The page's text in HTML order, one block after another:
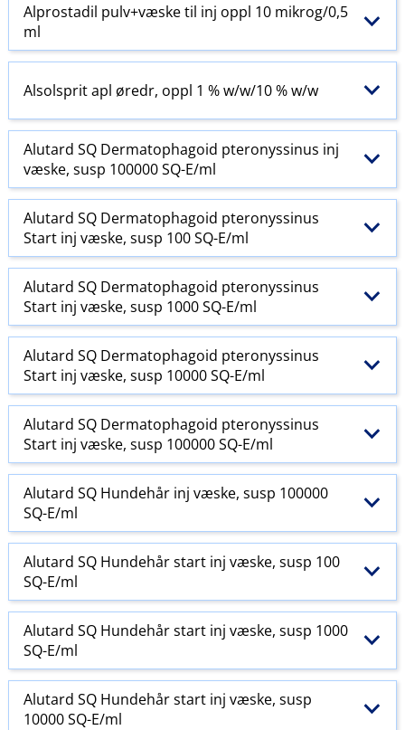
Alprostadil pulv+væske til inj oppl 10 mikrog/0,5
ml
Alsolsprit apl øredr, oppl 1 % w​/​w​/​10 % w​/​w
Alutard SQ Dermatophagoid pteronyssinus inj
væske, susp 100000 SQ-E​/​ml
Alutard SQ Dermatophagoid pteronyssinus
Start inj væske, susp 100 SQ-E​/​ml
Alutard SQ Dermatophagoid pteronyssinus
Start inj væske, susp 1000 SQ-E​/​ml
Alutard SQ Dermatophagoid pteronyssinus
Start inj væske, susp 10000 SQ-E​/​ml
Alutard SQ Dermatophagoid pteronyssinus
Start inj væske, susp 100000 SQ-E​/​ml
Alutard SQ Hundehår inj væske, susp 100000
SQ-E​/​ml
Alutard SQ Hundehår start inj væske, susp 100
SQ-E​/​ml
Alutard SQ Hundehår start inj væske, susp 1000
SQ-E​/​ml
Alutard SQ Hundehår start inj væske, susp
10000 SQ-E​/​ml